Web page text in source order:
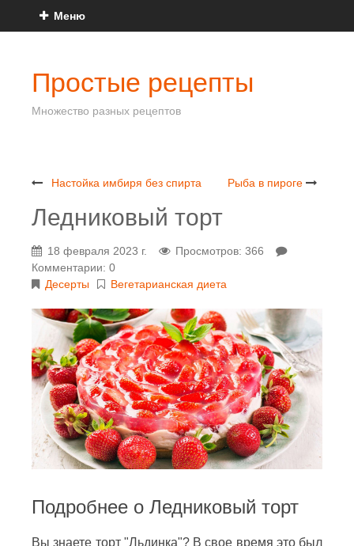
Меню
Простые рецепты
Множество разных рецептов
Настойка имбиря без спирта Рыба в пироге
Ледниковый торт
18 февраля 2023 г.
Просмотров: 366
Комментарии: 0
Десерты
Вегетарианская диета
Подробнее о Ледниковый торт
Вы знаете торт "Льдинка"? В свое время это был